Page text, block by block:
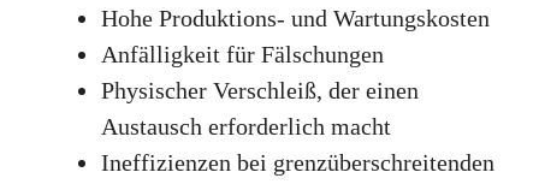
Hohe Produktions- und Wartungskosten
Anfälligkeit für Fälschungen
Physischer Verschleiß, der einen
Austausch erforderlich macht
Ineffizienzen bei grenzüberschreitenden